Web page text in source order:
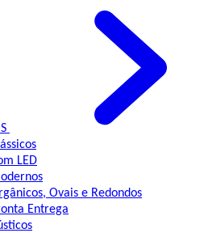
LED
Ovais e Redondos
Entrega